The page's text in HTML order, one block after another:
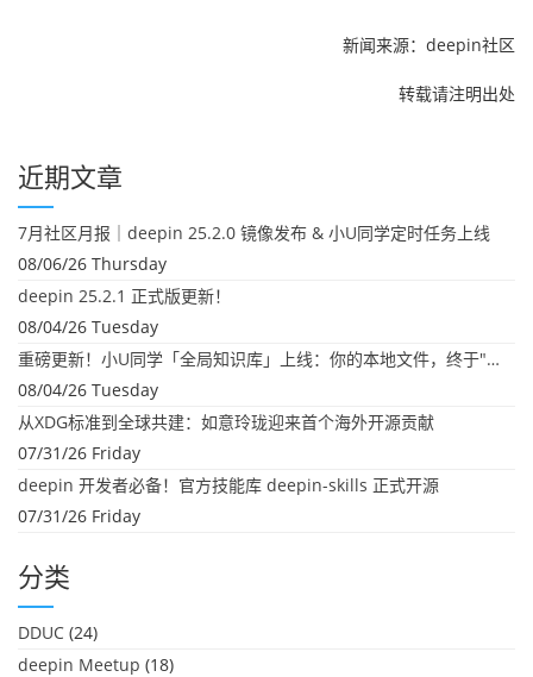
新闻来源：deepin社区
转载请注明出处
近期文章
7月社区月报｜deepin 25.2.0 镜像发布 & 小U同学定时任务上线
08/06/26 Thursday
deepin 25.2.1 正式版更新！
08/04/26 Tuesday
重磅更新！小U同学「全局知识库」上线：你的本地文件，终于"活"起来了
08/04/26 Tuesday
从XDG标准到全球共建：如意玲珑迎来首个海外开源贡献
07/31/26 Friday
deepin 开发者必备！官方技能库 deepin-skills 正式开源
07/31/26 Friday
分类
DDUC (24)
deepin Meetup (18)